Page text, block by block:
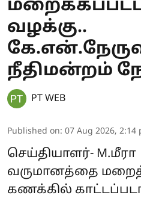
வழக்கு..
நீதிமன்றம்
PT WEB
Published on: 07 Aug 2026, 2:14
செய்தியாளர்- M.மீரா
வருமானத்தை
கணக்கில்